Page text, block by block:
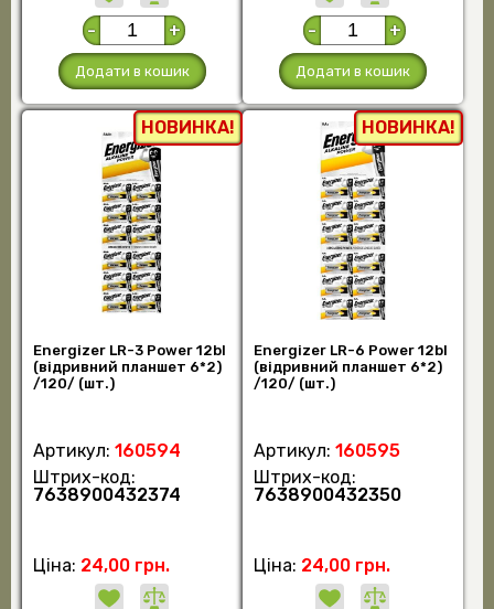
- +
Додати в кошик
- +
Додати в кошик
НОВИНКА!
Energizer LR-3 Power 12bl
(відривний планшет 6*2)
/120/ (шт.)
Артикул: 160594
Штрих-код:
7638900432374
Ціна: 24,00 грн.
НОВИНКА!
Energizer LR-6 Power 12bl
(відривний планшет 6*2)
/120/ (шт.)
Артикул: 160595
Штрих-код:
7638900432350
Ціна: 24,00 грн.